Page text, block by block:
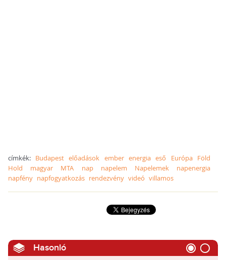
címkék: Budapest előadások ember energia eső Európa Föld
Hold
magyar MTA nap napelem Napelemek
napenergia
napfény napfogyatkozás rendezvény videó villamos
Hasonló